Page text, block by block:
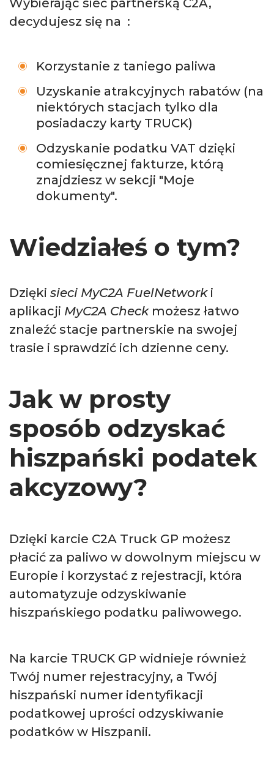
Wybierając sieć partnerską C2A,
decydujesz się na :
Korzystanie z taniego paliwa
Uzyskanie atrakcyjnych rabatów (na
niektórych stacjach tylko dla
posiadaczy karty TRUCK)
Odzyskanie podatku VAT dzięki
comiesięcznej fakturze, którą
znajdziesz w sekcji "Moje
dokumenty".
Wiedziałeś o tym?
Dzięki sieci MyC2A FuelNetwork i
aplikacji MyC2A Check możesz łatwo
znaleźć stacje partnerskie na swojej
trasie i sprawdzić ich dzienne ceny.
Jak w prosty
sposób odzyskać
hiszpański podatek
akcyzowy?
Dzięki karcie C2A Truck GP możesz
płacić za paliwo w dowolnym miejscu w
Europie i korzystać z rejestracji, która
automatyzuje odzyskiwanie
hiszpańskiego podatku paliwowego.
Na karcie TRUCK GP widnieje również
Twój numer rejestracyjny, a Twój
hiszpański numer identyfikacji
podatkowej uprości odzyskiwanie
podatków w Hiszpanii.